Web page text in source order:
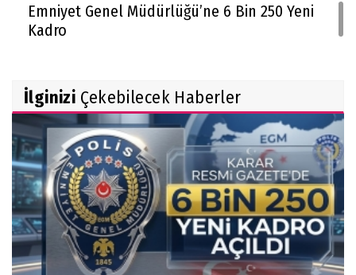
Emniyet Genel Müdürlüğü’ne 6 Bin 250 Yeni
Kadro
İlginizi Çekebilecek Haberler